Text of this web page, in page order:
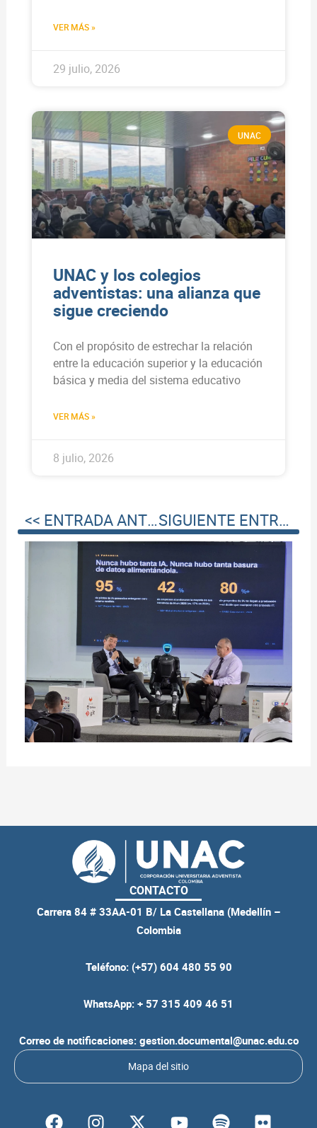
VER MÁS »
29 julio, 2026
UNAC
UNAC y los colegios
adventistas: una alianza que
sigue creciendo
Con el propósito de estrechar la relación
entre la educación superior y la educación
básica y media del sistema educativo
VER MÁS »
8 julio, 2026
<< ENTRADA ANTERIOR SIGUIENTE ENTRADA >>
CONTACTO
Carrera 84 # 33AA-01 B/ La Castellana (Medellín –
Colombia
Teléfono: (+57) 604 480 55 90
WhatsApp: + 57 315 409 46 51
Correo de notificaciones: gestion.documental@unac.edu.co
Mapa del sitio
F I Y S F